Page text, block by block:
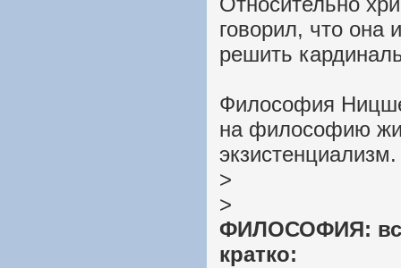
говорил, что она
решить
Философия
на философию
экзистенциализм.
>
>
ФИЛОСОФИЯ:
кратко: